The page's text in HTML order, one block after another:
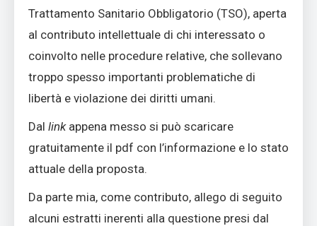
Trattamento Sanitario Obbligatorio (TSO), aperta
al contributo intellettuale di chi interessato o
coinvolto nelle procedure relative, che sollevano
troppo spesso importanti problematiche di
libertà e violazione dei diritti umani.
Dal linkappena messo si può scaricare
gratuitamente il pdf con l’informazione e lo stato
attuale della proposta.
Da parte mia, come contributo, allego di seguito
alcuni estratti inerenti alla questione presi dal